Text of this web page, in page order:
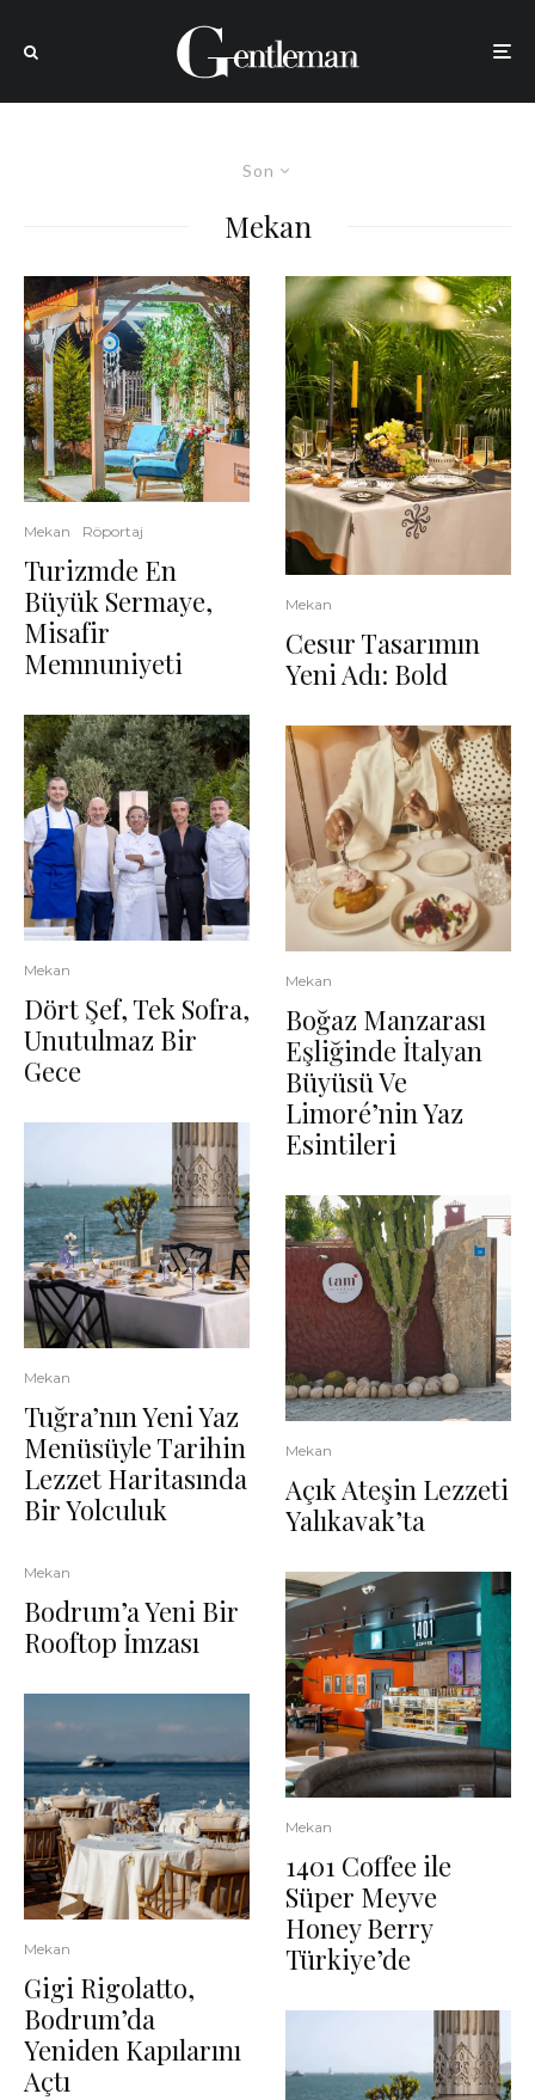
Son
Mekan
Mekan Röportaj
Turizmde En
Büyük Sermaye,
Misafir
Memnuniyeti
Mekan
Dört Şef, Tek Sofra,
Unutulmaz Bir
Gece
Mekan
Tuğra’nın Yeni Yaz
Menüsüyle Tarihin
Lezzet Haritasında
Bir Yolculuk
Mekan
Bodrum’a Yeni Bir
Rooftop İmzası
Mekan
Gigi Rigolatto,
Bodrum’da
Yeniden Kapılarını
Açtı
Mekan
Cesur Tasarımın
Yeni Adı: Bold
Mekan
Boğaz Manzarası
Eşliğinde İtalyan
Büyüsü Ve
Limoré’nin Yaz
Esintileri
Mekan
Açık Ateşin Lezzeti
Yalıkavak’ta
Mekan
1401 Coffee ile
Süper Meyve
Honey Berry
Türkiye’de